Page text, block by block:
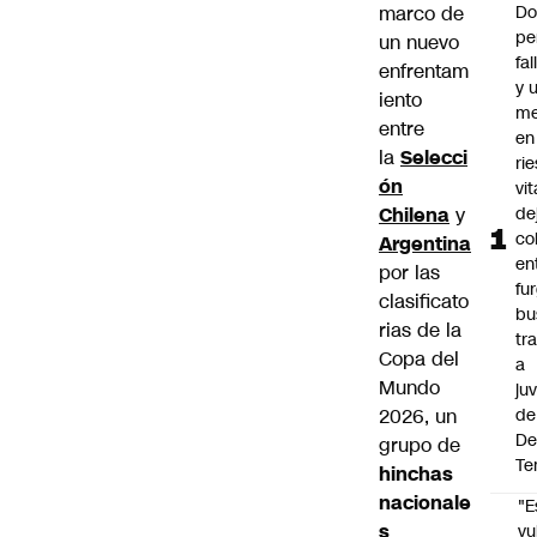
marco de
un nuevo
enfrentam
iento
entre
la Selecci
ón
Chilena y
Argentina
por las
clasificato
rias de la
Copa del
Mundo
2026, un
grupo de
hinchas
nacionale
s
y
en
a
de